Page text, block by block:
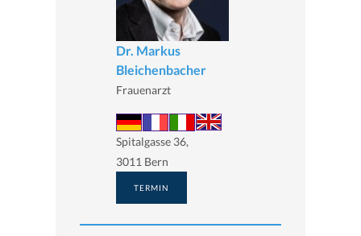
Dr. Markus
Bleichenbacher
Frauenarzt
Spitalgasse 36,
3011 Bern
TERMIN